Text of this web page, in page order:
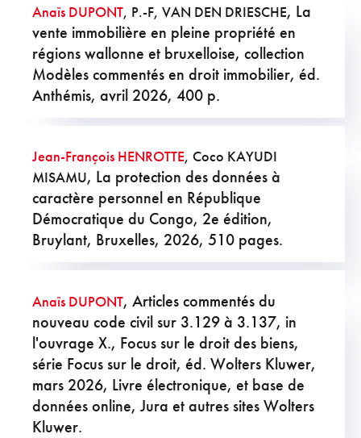
Anaïs DUPONT, P.-F, VAN DEN DRIESCHE, La
vente immobilière en pleine propriété en
régions wallonne et bruxelloise, collection
Modèles commentés en droit immobilier, éd.
Anthémis, avril 2026, 400 p.
Jean-François HENROTTE, Coco KAYUDI
MISAMU, La protection des données à
caractère personnel en République
Démocratique du Congo, 2e édition,
Bruylant, Bruxelles, 2026, 510 pages.
Anaïs DUPONT, Articles commentés du
nouveau code civil sur 3.129 à 3.137, in
l'ouvrage X., Focus sur le droit des biens,
série Focus sur le droit, éd. Wolters Kluwer,
mars 2026, Livre électronique, et base de
données online, Jura et autres sites Wolters
Kluwer.